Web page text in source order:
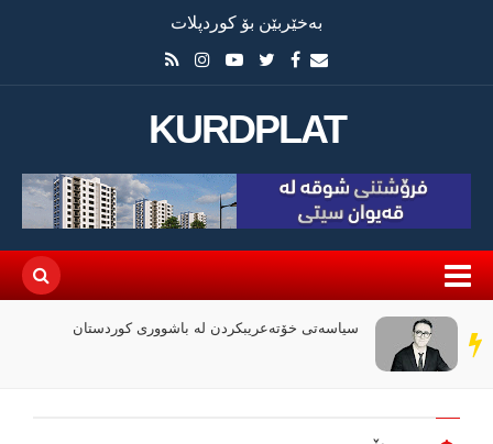
بەخێربێن بۆ کوردپلات
KURDPLAT
سەر
دێڕ
چۆن فیلمی (ئۆدیسە)ی کریستۆفەر نۆلان بووبە